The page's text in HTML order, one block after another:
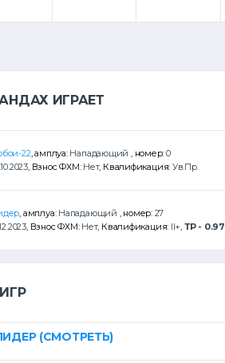
ИГРАЕТ
22 , амплуа: Нападающий , номер:0
, Взнос ФХМ: Нет, Квалификация: Ув.Пр.
, амплуа: Нападающий , номер: 27
, Взнос ФХМ: Нет, Квалификация: II+ ТР - 0.97
(СМОТРЕТЬ)